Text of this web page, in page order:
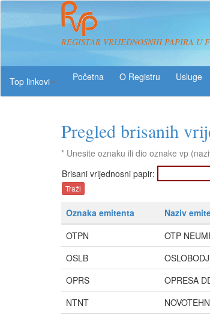
REGISTAR VRIJEDNOSNIH PAPIRA U
Top linkovi
O Registru Usluge
Pregled brisanih
* Unesite oznaku ili dio oznake vp
Brisani vrijednosni papir:
Oznaka emitenta Naziv
OTPN
OTP
OSLB
OPRS
OPRESA
NTNT